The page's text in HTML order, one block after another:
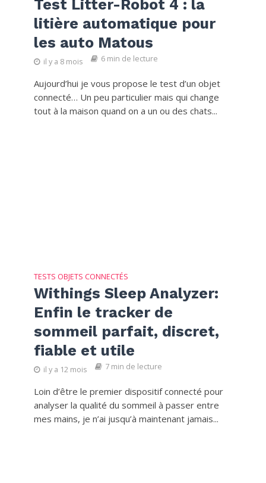
Test Litter-Robot 4 : la
litière automatique pour
les auto Matous
il y a 8 mois 6 min de lecture
Aujourd’hui je vous propose le test d’un objet
connecté… Un peu particulier mais qui change
tout à la maison quand on a un ou des chats...
TESTS OBJETS CONNECTÉS
Withings Sleep Analyzer:
Enfin le tracker de
sommeil parfait, discret,
fiable et utile
il y a 12 mois 7 min de lecture
Loin d’être le premier dispositif connecté pour
analyser la qualité du sommeil à passer entre
mes mains, je n’ai jusqu’à maintenant jamais...